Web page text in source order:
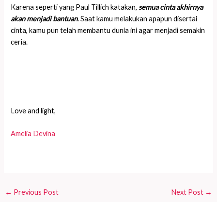
Karena seperti yang Paul Tillich katakan,semua cinta akhirnya
akan menjadi bantuan. Saat kamu melakukan apapun disertai
cinta, kamu pun telah membantu dunia ini agar menjadi semakin
ceria.
Love and light,
Amelia Devina
← Previous Post Next Post →